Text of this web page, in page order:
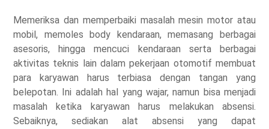
Memeriksa dan memperbaiki masalah mesin motor atau
mobil, memoles body kendaraan, memasang berbagai
asesoris, hingga mencuci kendaraan serta berbagai
aktivitas teknis lain dalam pekerjaan otomotif membuat
para karyawan harus terbiasa dengan tangan yang
belepotan. Ini adalah hal yang wajar, namun bisa menjadi
masalah ketika karyawan harus melakukan absensi.
Sebaiknya, sediakan alat absensi yang dapat